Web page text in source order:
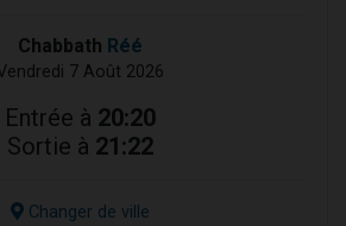
Chabbath Réé
7 Août 2026
Entrée à 20:20
Sortie à 21:22
Changer de ville